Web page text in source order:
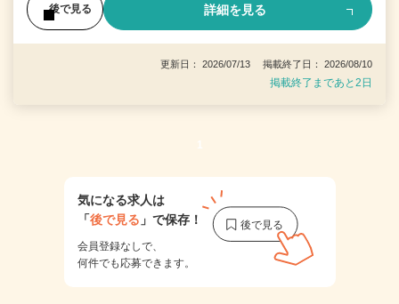
後で見る 詳細を見る
更新日： 2026/07/13 掲載終了日： 2026/08/10
掲載終了まであと2日
1
気になる求人は
「後で見る 」で保存！
会員登録なしで、
何件でも応募できます。